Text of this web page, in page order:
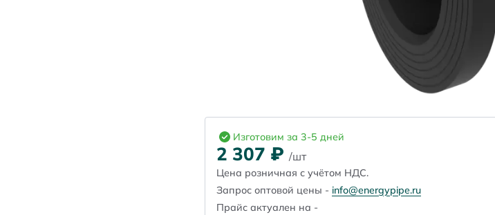
Изготовим за 3-5 дней
2 307 ₽ /шт
Цена розничная с учётом НДС.
Запрос оптовой цены - info@energypipe.ru
Прайс актуален на -